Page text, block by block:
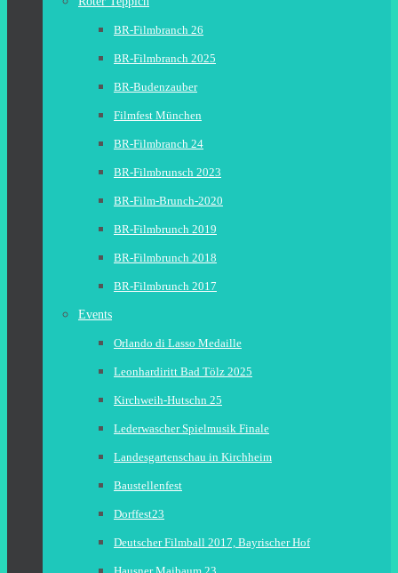
BR-Filmbranch 26
BR-Filmbranch 2025
BR-Budenzauber
Filmfest München
BR-Filmbranch 24
BR-Filmbrunsch 2023
BR-Film-Brunch-2020
BR-Filmbrunch 2019
BR-Filmbrunch 2018
BR-Filmbrunch 2017
Events
Orlando di Lasso Medaille
Leonhardiritt Bad Tölz 2025
Kirchweih-Hutschn 25
Lederwascher Spielmusik Finale
Landesgartenschau in Kirchheim
Baustellenfest
Dorffest23
Deutscher Filmball 2017, Bayrischer Hof